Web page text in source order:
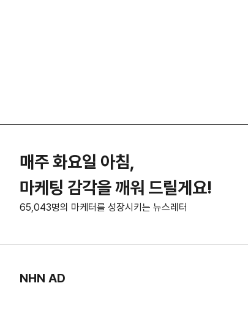
매주 화요일 아침,
마케팅 감각을 깨워 드릴게요!
65,043명의 마케터를 성장시키는 뉴스레터
NHN AD